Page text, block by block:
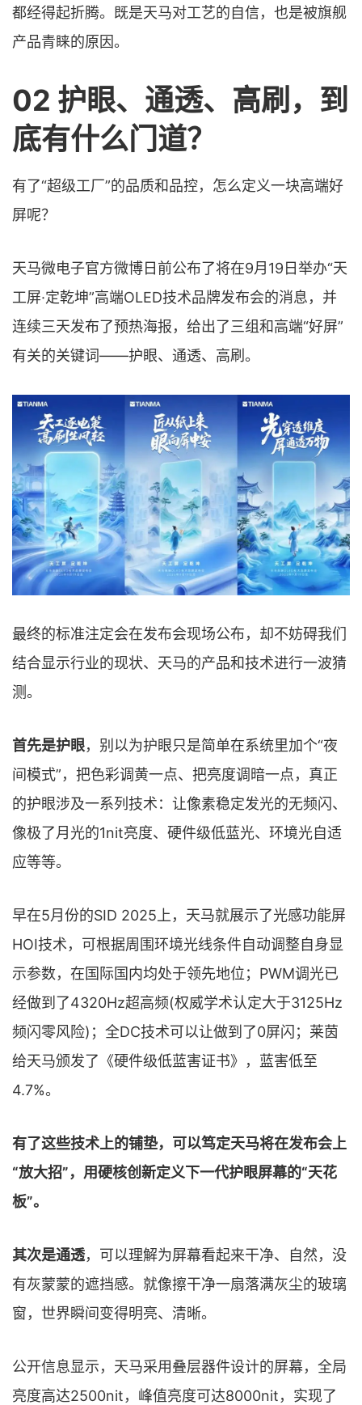
都经得起折腾。既是天马对工艺的自信，也是被旗舰
产品青睐的原因。
02 护眼、通透、高刷，到
底有什么门道？
有了“超级工厂”的品质和品控，怎么定义一块高端好
屏呢？
天马微电子官方微博日前公布了将在9月19日举办“天
工屏·定乾坤”高端OLED技术品牌发布会的消息，并
连续三天发布了预热海报，给出了三组和高端“好屏”
有关的关键词——护眼、通透、高刷。
最终的标准注定会在发布会现场公布，却不妨碍我们
结合显示行业的现状、天马的产品和技术进行一波猜
测。
首先是护眼，别以为护眼只是简单在系统里加个“夜
间模式”，把色彩调黄一点、把亮度调暗一点，真正
的护眼涉及一系列技术：让像素稳定发光的无频闪、
像极了月光的1nit亮度、硬件级低蓝光、环境光自适
应等等。
早在5月份的SID 2025上，天马就展示了光感功能屏
HOI技术，可根据周围环境光线条件自动调整自身显
示参数，在国际国内均处于领先地位；PWM调光已
经做到了4320Hz超高频(权威学术认定大于3125Hz
频闪零风险)；全DC技术可以让做到了0屏闪；莱茵
给天马颁发了《硬件级低蓝害证书》，蓝害低至
4.7%。
有了这些技术上的铺垫，可以笃定天马将在发布会上
“放大招”，用硬核创新定义下一代护眼屏幕的“天花
板”。
其次是通透，可以理解为屏幕看起来干净、自然，没
有灰蒙蒙的遮挡感。就像擦干净一扇落满灰尘的玻璃
窗，世界瞬间变得明亮、清晰。
公开信息显示，天马采用叠层器件设计的屏幕，全局
亮度高达2500nit，峰值亮度可达8000nit，实现了